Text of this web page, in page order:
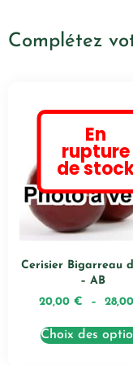
Complétez
En
rupture
de
Cerisier Bigarreau
– AB
20,00 € – 28,00
Choix des